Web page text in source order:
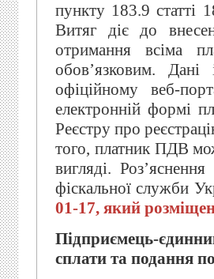
пункту 183.9 статті
Витяг діє до
отримання всіма
обов’язковим.
офіційному веб-
електронній формі
Реєстру про
того, платник ПДВ
вигляді.
фіскальної служби
01-17, який
Підприємець-
сплати та подання